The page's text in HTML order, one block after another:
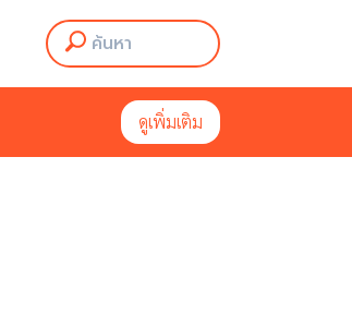
ดูเพิ่มเติม
ดูเพิ่มเติม